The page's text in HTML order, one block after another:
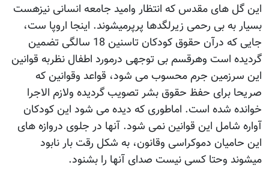
این گل های مقدس که انتظار وامید جامعه انسانی نیزهست
بسیار به بی رحمی زیرلگدها پرپرمیشوند. اینجا اروپا ست،
جایی که درآن حقوق کودکان تاسنین 18 سالگی تضمین
گردیده است وهرقسم بی توجهی درمورد اطفال نظربه قوانین
این سرزمین جرم محسوب می شود، قواعد وقوانین که
صریحا برای حفظ حقوق بشر تصویب گردیده ولازم الاجرا
خوانده شده است. اماطوری که دیده می شود این کودکان
آواره شامل این قوانین نمی شود. آنها در جلوی دروازه های
این حامیان دموکراسی وقانون، به شکل رقت بار نابود
میشوند وحتا کسی نیست صدای آنها را بشنود.